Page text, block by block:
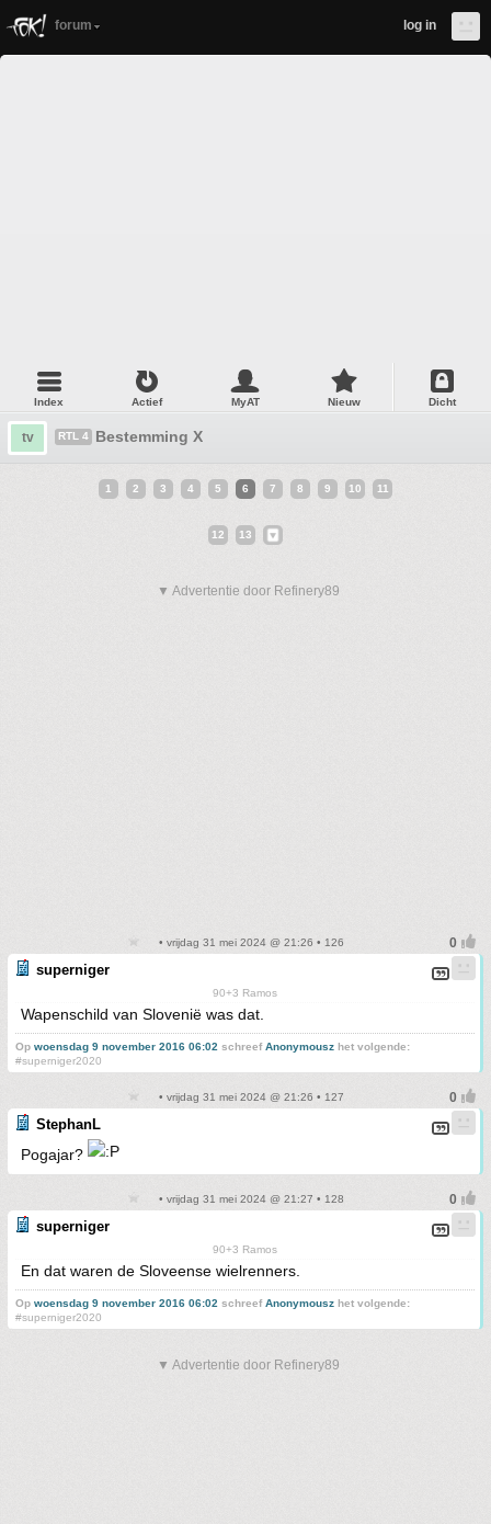
forum log in
Index Actief MyAT Nieuw Dicht
tv RTL 4 Bestemming X
1 2 3 4 5 6 7 8 9 10 11
12 13
▼ Advertentie door Refinery89
• vrijdag 31 mei 2024 @ 21:26 • 126
superniger
90+3 Ramos
Wapenschild van Slovenië was dat.
Op woensdag 9 november 2016 06:02 schreefAnonymousz het volgende:
#superniger2020
• vrijdag 31 mei 2024 @ 21:26 • 127
StephanL
Pogajar?
• vrijdag 31 mei 2024 @ 21:27 • 128
superniger
90+3 Ramos
En dat waren de Sloveense wielrenners.
Op woensdag 9 november 2016 06:02 schreefAnonymousz het volgende:
#superniger2020
▼ Advertentie door Refinery89